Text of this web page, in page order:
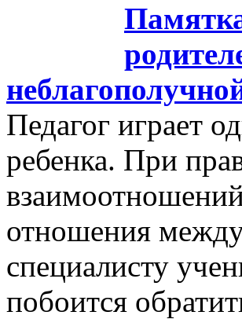
Педагог играет
ребенка. При
отношения
специалисту
побоится